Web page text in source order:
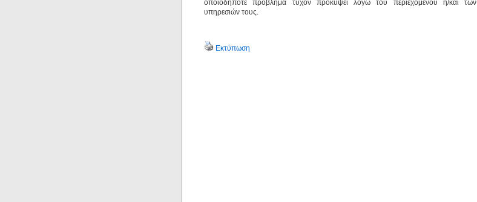
οποιοδήποτε πρόβλημα τυχόν προκύψει λόγω του περιεχομένου ή/και των
υπηρεσιών τους.
Εκτύπωση